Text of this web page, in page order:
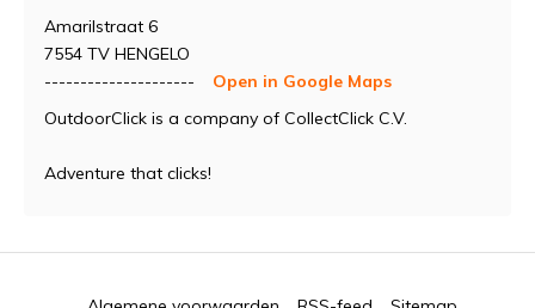
Amarilstraat 6
7554 TV HENGELO
---------------------
Open in Google Maps
OutdoorClick is a company of CollectClick C.V.
Adventure that clicks!